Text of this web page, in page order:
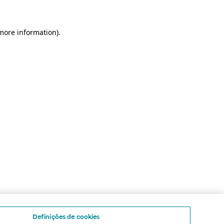
information).
Definições de cookies